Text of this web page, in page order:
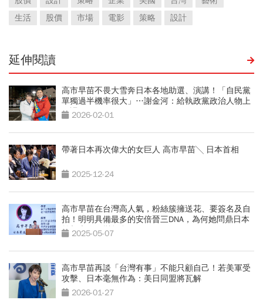
生活
股價 市場 電影 策略 設計
延伸閱讀
高市早苗不畏大雪奔日本各地助選、演講！「自民黨
單獨過半機率很大」…謝金河：給執政黨政治人物上
一課2026-02-01
帶著日本再次偉大的女巨人 高市早苗╲ 日本首相
2025-12-24
高市早苗在台灣高人氣，粉絲簇擁送花、要簽名及自
拍！明明具備最多的安倍晉三DNA，為何她問鼎日本
首相大位仍變數多？
2025-05-07
高市早苗再談「台灣有事」不能只顧自己！若美軍受
攻擊、日本毫無作為：美日同盟將瓦解
2026-01-27